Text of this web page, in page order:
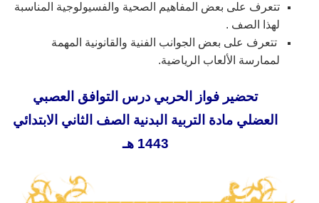
تتعرف على بعض المفاهيم الصحية والفسيولوجية المناسبة
لهذا الصف .
تتعرف على بعض الجوانب الفنية والقانونية المهمة
لممارسة الألعاب الرياضية.
تحضير فواز الحربي درس التوافق العصبي
العضلي مادة التربية البدنية الصف الثاني الابتدائي
1443 هـ